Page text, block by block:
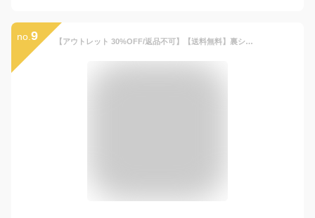
no. 9 【アウトレット 30%OFF/返品不可】【送料無料】裏シャギースカッツ 女の子 スカート レギンス付き 無地 防寒 ベビー服 子供服 キッズ ジュニア 子供 こども 子ども